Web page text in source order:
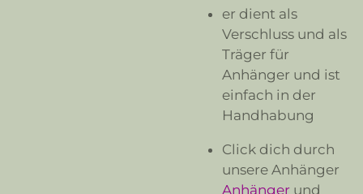
er dient als
Verschluss und als
Träger für
Anhänger und ist
einfach in der
Handhabung
Click dich durch
unsere Anhänger
Anhänger und